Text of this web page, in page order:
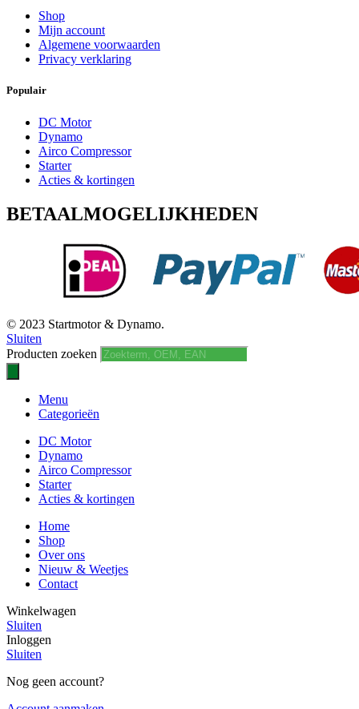
Shop
Mijn account
Algemene voorwaarden
Privacy verklaring
Populair
DC Motor
Dynamo
Airco Compressor
Starter
Acties & kortingen
BETAALMOGELIJKHEDEN
© 2023 Startmotor & Dynamo.
Sluiten
Producten zoeken
Menu
Categorieën
DC Motor
Dynamo
Airco Compressor
Starter
Acties & kortingen
Home
Shop
Over ons
Nieuw & Weetjes
Contact
Winkelwagen
Sluiten
Inloggen
Sluiten
Nog geen account?